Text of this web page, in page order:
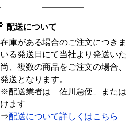
配送について
在庫がある場合のご注文につき
いる発送日にて当社より発送い
尚、複数の商品をご注文の場合
発送となります。
※配送業者は「佐川急便」また
けます
⇒配送について詳しくはこちら